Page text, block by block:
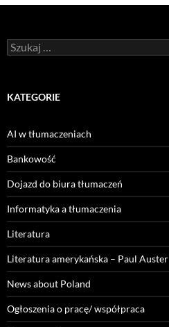
Szukaj:
KATEGORIE
AI w tłumaczeniach
Bankowość
Dojazd do biura tłumaczeń
Informatyka a tłumaczenia
Literatura
Literatura amerykańska – Paul Auster
News about Poland
Ogłoszenia o pracę/ współpraca